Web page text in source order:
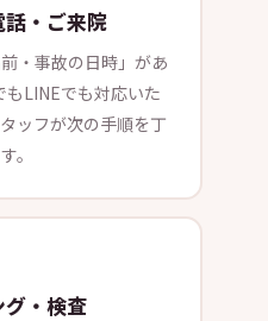
・ご来院
前・事故の日時」があ
もLINEでも対応いた
ッフが次の手順を丁
。
・検査